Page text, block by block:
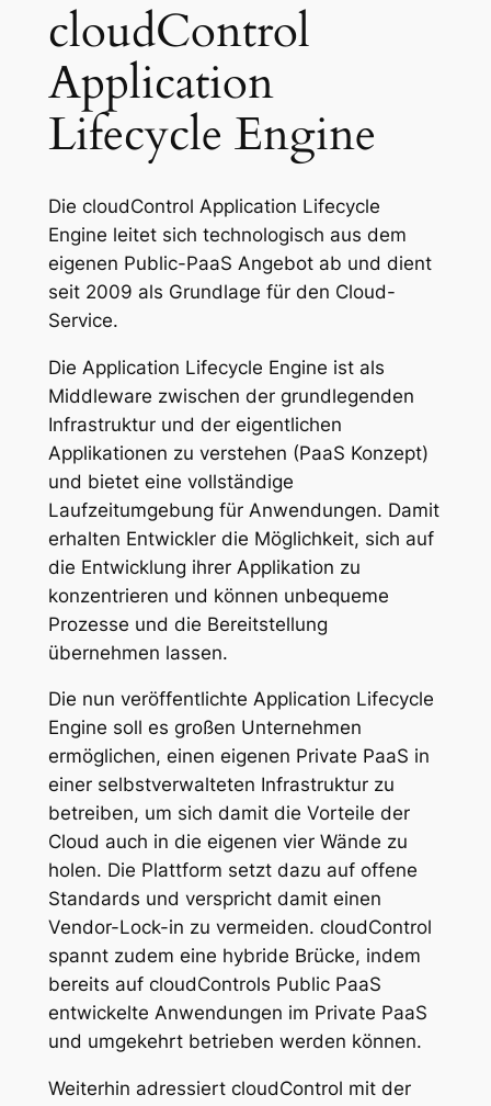
cloudControl
Application
Lifecycle Engine
Die cloudControl Application Lifecycle
Engine leitet sich technologisch aus dem
eigenen Public-PaaS Angebot ab und dient
seit 2009 als Grundlage für den Cloud-
Service.
Die Application Lifecycle Engine ist als
Middleware zwischen der grundlegenden
Infrastruktur und der eigentlichen
Applikationen zu verstehen (PaaS Konzept)
und bietet eine vollständige
Laufzeitumgebung für Anwendungen. Damit
erhalten Entwickler die Möglichkeit, sich auf
die Entwicklung ihrer Applikation zu
konzentrieren und können unbequeme
Prozesse und die Bereitstellung
übernehmen lassen.
Die nun veröffentlichte Application Lifecycle
Engine soll es großen Unternehmen
ermöglichen, einen eigenen Private PaaS in
einer selbstverwalteten Infrastruktur zu
betreiben, um sich damit die Vorteile der
Cloud auch in die eigenen vier Wände zu
holen. Die Plattform setzt dazu auf offene
Standards und verspricht damit einen
Vendor-Lock-in zu vermeiden. cloudControl
spannt zudem eine hybride Brücke, indem
bereits auf cloudControls Public PaaS
entwickelte Anwendungen im Private PaaS
und umgekehrt betrieben werden können.
Weiterhin adressiert cloudControl mit der